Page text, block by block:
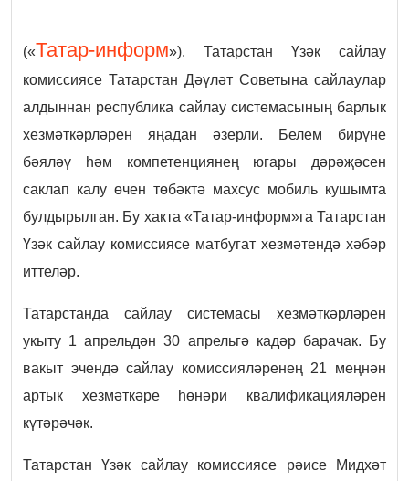
(«Татар-информ»). Татарстан Үзәк сайлау
комиссиясе Татарстан Дәүләт Советына сайлаулар
алдыннан республика сайлау системасының барлык
хезмәткәрләрен яңадан әзерли. Белем бирүне
бәяләү һәм компетенциянең югары дәрәҗәсен
саклап калу өчен төбәктә махсус мобиль кушымта
булдырылган. Бу хакта «Татар-информ»га Татарстан
Үзәк сайлау комиссиясе матбугат хезмәтендә хәбәр
иттеләр.
Татарстанда сайлау системасы хезмәткәрләрен
укыту 1 апрельдән 30 апрельгә кадәр барачак. Бу
вакыт эчендә сайлау комиссияләренең 21 меңнән
артык хезмәткәре һөнәри квалификацияләрен
күтәрәчәк.
Татарстан Үзәк сайлау комиссиясе рәисе Мидхәт